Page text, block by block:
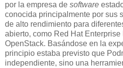
por la empresa de software
conocida principalmente por sus
de alto rendimiento para
abierto, como Red Hat
OpenStack. Basándose en la
principio estaba previsto que
independiente, sino una